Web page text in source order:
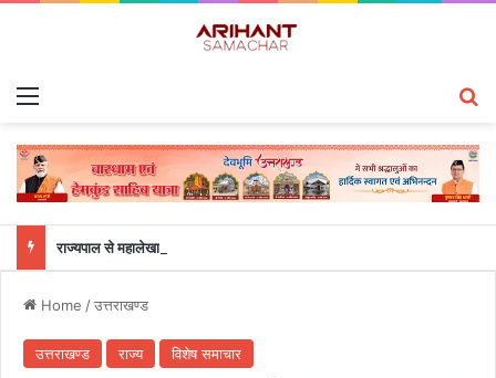
राज्यपाल से महालेखाकार, लेखापरीक्षा उत्तराखंड संजीव कुमार ने की शिष्टाचार भेंट
Home /उत्तराखण्ड
उत्तराखण्ड राज्य विशेष समाचार